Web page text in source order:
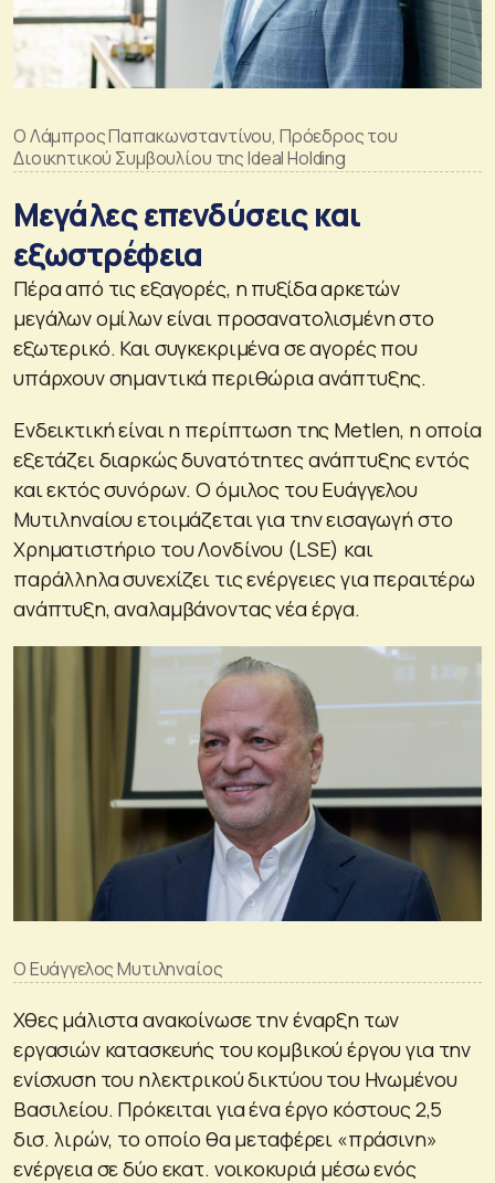
Ο Λάμπρος Παπακωνσταντίνου, Πρόεδρος του
Διοικητικού Συμβουλίου της Ideal Holding
Μεγάλες επενδύσεις και
εξωστρέφεια
Πέρα από τις εξαγορές, η πυξίδα αρκετών
μεγάλων ομίλων είναι προσανατολισμένη στο
εξωτερικό. Και συγκεκριμένα σε αγορές που
υπάρχουν σημαντικά περιθώρια ανάπτυξης.
Ενδεικτική είναι η περίπτωση της Metlen, η οποία
εξετάζει διαρκώς δυνατότητες ανάπτυξης εντός
και εκτός συνόρων. Ο όμιλος του Ευάγγελου
Μυτιληναίου ετοιμάζεται για την εισαγωγή στο
Χρηματιστήριο του Λονδίνου (LSE) και
παράλληλα συνεχίζει τις ενέργειες για περαιτέρω
ανάπτυξη, αναλαμβάνοντας νέα έργα.
Ο Ευάγγελος Μυτιληναίος
Χθες μάλιστα ανακοίνωσε την έναρξη των
εργασιών κατασκευής του κομβικού έργου για την
ενίσχυση του ηλεκτρικού δικτύου του Ηνωμένου
Βασιλείου. Πρόκειται για ένα έργο κόστους 2,5
δισ. λιρών, το οποίο θα μεταφέρει «πράσινη»
ενέργεια σε δύο εκατ. νοικοκυριά μέσω ενός